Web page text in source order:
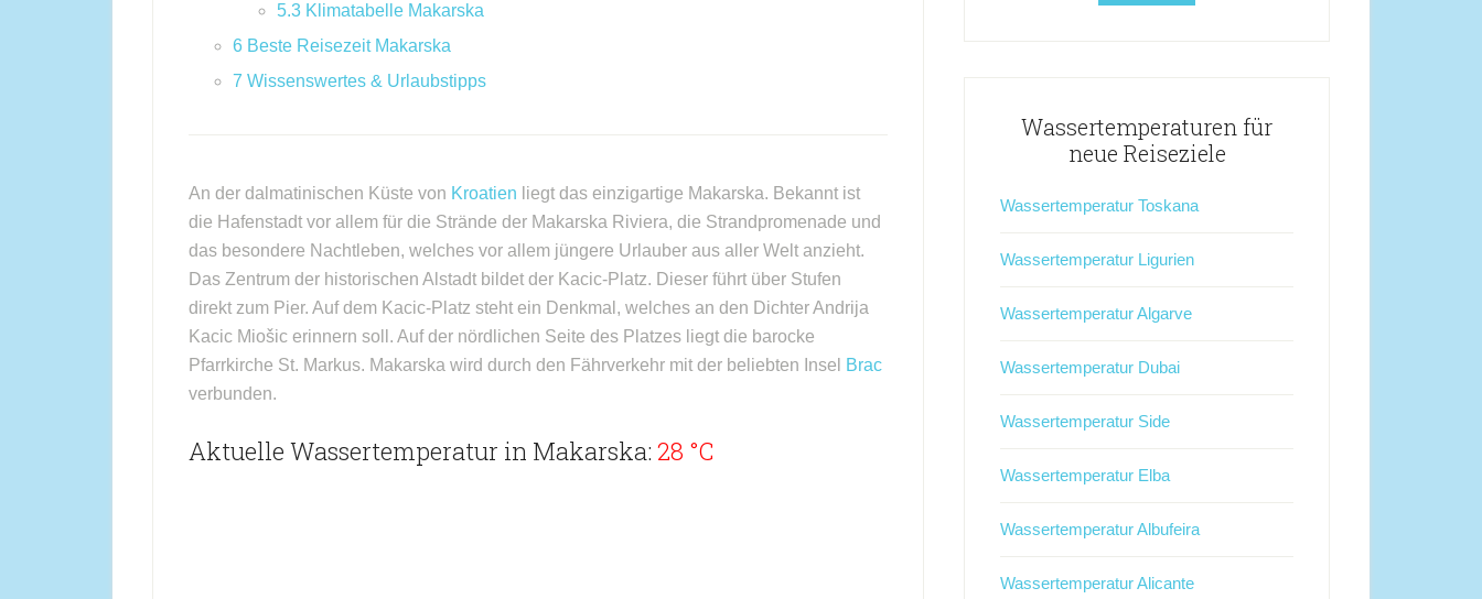
5.3 Klimatabelle Makarska
6 Beste Reisezeit Makarska
7 Wissenswertes & Urlaubstipps
An der dalmatinischen Küste von Kroatien liegt das einzigartige Makarska. Bekannt ist
die Hafenstadt vor allem für die Strände der Makarska Riviera, die Strandpromenade und
das besondere Nachtleben, welches vor allem jüngere Urlauber aus aller Welt anzieht.
Das Zentrum der historischen Alstadt bildet der Kacic-Platz. Dieser führt über Stufen
direkt zum Pier. Auf dem Kacic-Platz steht ein Denkmal, welches an den Dichter Andrija
Kacic Miošic erinnern soll. Auf der nördlichen Seite des Platzes liegt die barocke
Pfarrkirche St. Markus. Makarska wird durch den Fährverkehr mit der beliebten Insel
Brac
verbunden.
Aktuelle Wassertemperatur in Makarska: 28 °C
Wassertemperaturen für
neue Reiseziele
Wassertemperatur Toskana
Wassertemperatur Ligurien
Wassertemperatur Algarve
Wassertemperatur Dubai
Wassertemperatur Side
Wassertemperatur Elba
Wassertemperatur Albufeira
Wassertemperatur Alicante